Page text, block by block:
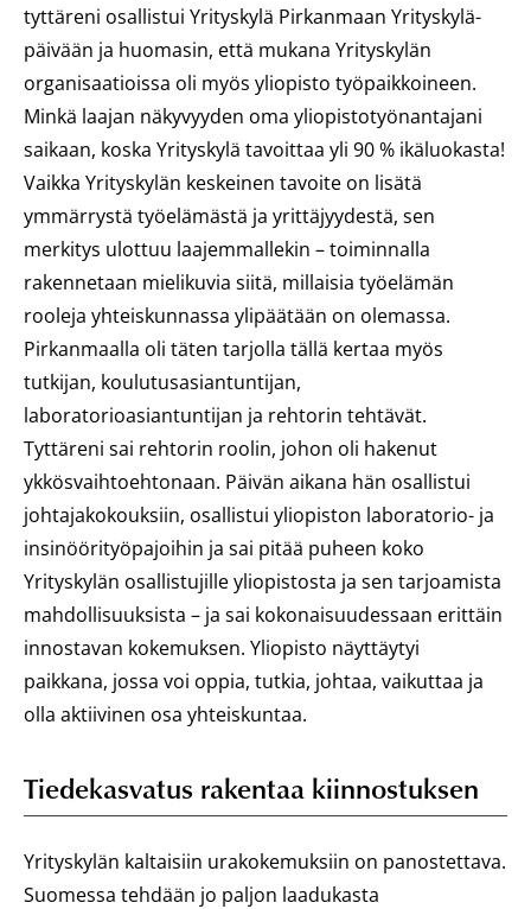
tyttäreni osallistui Yrityskylä Pirkanmaan Yrityskylä-
päivään ja huomasin, että mukana Yrityskylän
organisaatioissa oli myös yliopisto työpaikkoineen.
Minkä laajan näkyvyyden oma yliopistotyönantajani
saikaan, koska Yrityskylä tavoittaa yli 90 % ikäluokasta!
Vaikka Yrityskylän keskeinen tavoite on lisätä
ymmärrystä työelämästä ja yrittäjyydestä, sen
merkitys ulottuu laajemmallekin – toiminnalla
rakennetaan mielikuvia siitä, millaisia työelämän
rooleja yhteiskunnassa ylipäätään on olemassa.
Pirkanmaalla oli täten tarjolla tällä kertaa myös
tutkijan, koulutusasiantuntijan,
laboratorioasiantuntijan ja rehtorin tehtävät.
Tyttäreni sai rehtorin roolin, johon oli hakenut
ykkösvaihtoehtonaan. Päivän aikana hän osallistui
johtajakokouksiin, osallistui yliopiston laboratorio- ja
insinöörityöpajoihin ja sai pitää puheen koko
Yrityskylän osallistujille yliopistosta ja sen tarjoamista
mahdollisuuksista – ja sai kokonaisuudessaan erittäin
innostavan kokemuksen. Yliopisto näyttäytyi
paikkana, jossa voi oppia, tutkia, johtaa, vaikuttaa ja
olla aktiivinen osa yhteiskuntaa.
Tiedekasvatus rakentaa kiinnostuksen
Yrityskylän kaltaisiin urakokemuksiin on panostettava.
Suomessa tehdään jo paljon laadukasta